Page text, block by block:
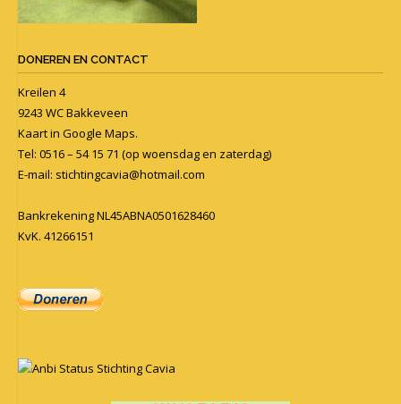
DONEREN EN CONTACT
Kreilen 4
9243 WC Bakkeveen
Kaart in Google Maps.
Tel: 0516 – 54 15 71 (op woensdag en zaterdag)
E-mail: stichtingcavia@hotmail.com
Bankrekening NL45ABNA0501628460
KvK. 41266151
Anbi Status Stichting Cavia